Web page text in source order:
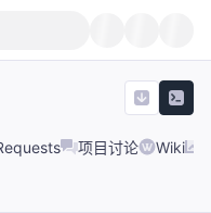
项目讨论 Wiki